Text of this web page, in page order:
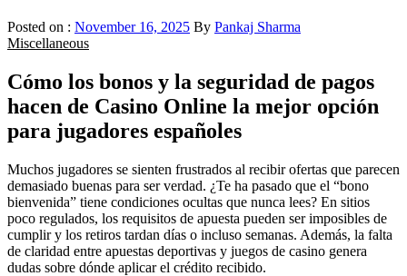
Posted on : November 16, 2025 By Pankaj Sharma
Miscellaneous
Cómo los bonos y la seguridad de pagos
hacen de Casino Online la mejor opción
para jugadores españoles
Muchos jugadores se sienten frustrados al recibir ofertas que parecen
demasiado buenas para ser verdad. ¿Te ha pasado que el “bono
bienvenida” tiene condiciones ocultas que nunca lees? En sitios
poco regulados, los requisitos de apuesta pueden ser imposibles de
cumplir y los retiros tardan días o incluso semanas. Además, la falta
de claridad entre apuestas deportivas y juegos de casino genera
dudas sobre dónde aplicar el crédito recibido.